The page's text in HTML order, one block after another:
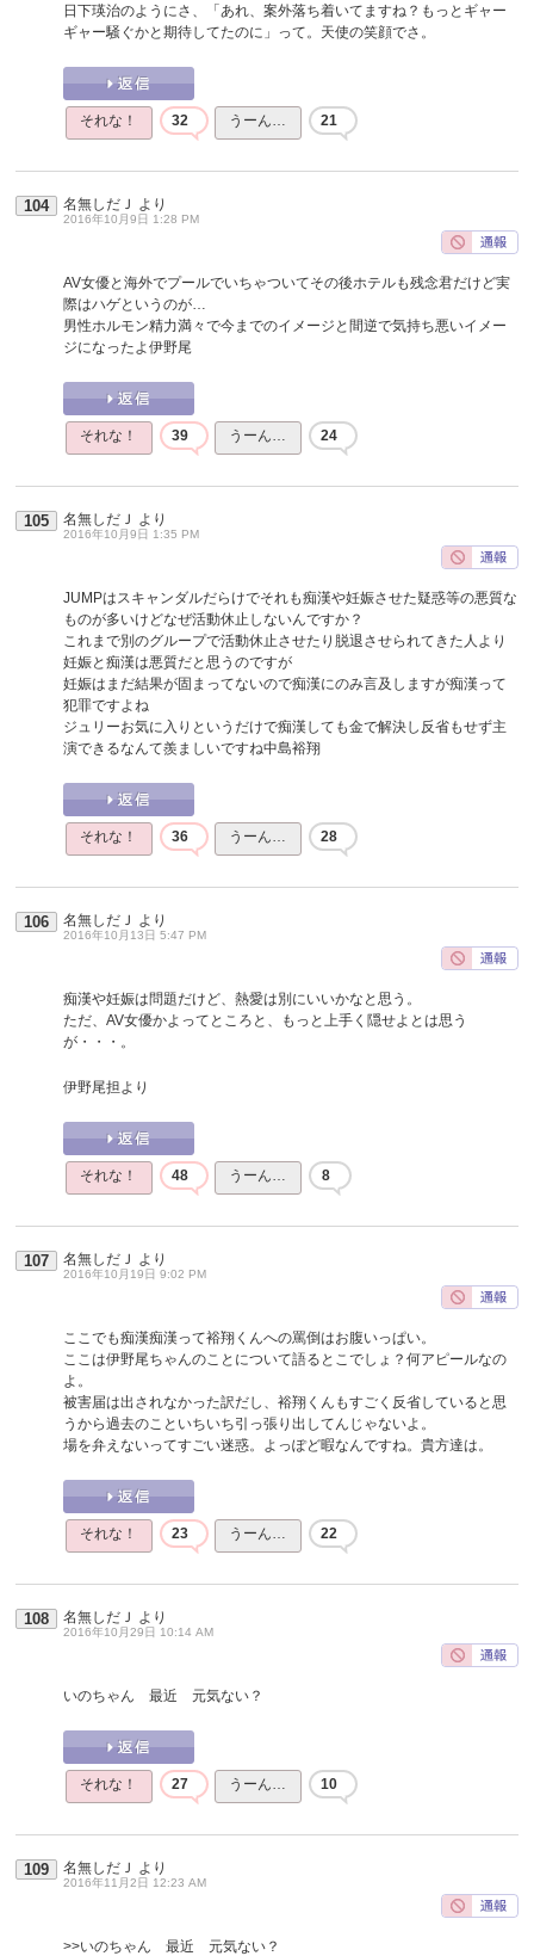
日下瑛治のようにさ、「あれ、案外落ち着いてますね？もっとギャー
ギャー騒ぐかと期待してたのに」って。天使の笑顔でさ。
それな！ 32 うーん… 21
104 名無しだＪ より
2016年10月9日 1:28 PM
AV女優と海外でプールでいちゃついてその後ホテルも残念君だけど実
際はハゲというのが…
男性ホルモン精力満々で今までのイメージと間逆で気持ち悪いイメー
ジになったよ伊野尾
それな！ 39 うーん… 24
105 名無しだＪ より
2016年10月9日 1:35 PM
JUMPはスキャンダルだらけでそれも痴漢や妊娠させた疑惑等の悪質な
ものが多いけどなぜ活動休止しないんですか？
これまで別のグループで活動休止させたり脱退させられてきた人より
妊娠と痴漢は悪質だと思うのですが
妊娠はまだ結果が固まってないので痴漢にのみ言及しますが痴漢って
犯罪ですよね
ジュリーお気に入りというだけで痴漢しても金で解決し反省もせず主
演できるなんて羨ましいですね中島裕翔
それな！ 36 うーん… 28
106 名無しだＪ より
2016年10月13日 5:47 PM
痴漢や妊娠は問題だけど、熱愛は別にいいかなと思う。
ただ、AV女優かよってところと、もっと上手く隠せよとは思う
が・・・。
伊野尾担より
それな！ 48 うーん… 8
107 名無しだＪ より
2016年10月19日 9:02 PM
ここでも痴漢痴漢って裕翔くんへの罵倒はお腹いっぱい。
ここは伊野尾ちゃんのことについて語るとこでしょ？何アピールなの
よ。
被害届は出されなかった訳だし、裕翔くんもすごく反省していると思
うから過去のこといちいち引っ張り出してんじゃないよ。
場を弁えないってすごい迷惑。よっぽど暇なんですね。貴方達は。
それな！ 23 うーん… 22
108 名無しだＪ より
2016年10月29日 10:14 AM
いのちゃん 最近 元気ない？
それな！ 27 うーん… 10
109 名無しだＪ より
2016年11月2日 12:23 AM
>>いのちゃん 最近 元気ない？